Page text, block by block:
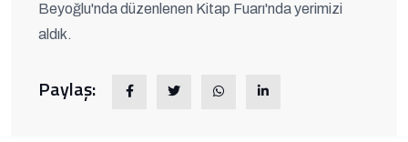
Beyoğlu'nda düzenlenen Kitap Fuarı'nda yerimizi
aldık.
Paylaş: